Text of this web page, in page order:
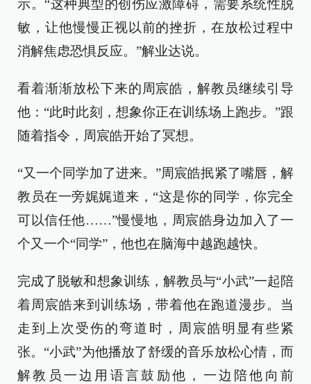
示。“这种典型的创伤应激障碍，需要系统性脱
敏，让他慢慢正视以前的挫折，在放松过程中
消解焦虑恐惧反应。”解业达说。
看着渐渐放松下来的周宸皓，解教员继续引导
他：“此时此刻，想象你正在训练场上跑步。”跟
随着指令，周宸皓开始了冥想。
“又一个同学加了进来。”周宸皓抿紧了嘴唇，解
教员在一旁娓娓道来，“这是你的同学，你完全
可以信任他……”慢慢地，周宸皓身边加入了一
个又一个“同学”，他也在脑海中越跑越快。
完成了脱敏和想象训练，解教员与“小武”一起陪
着周宸皓来到训练场，带着他在跑道漫步。当
走到上次受伤的弯道时，周宸皓明显有些紧
张。“小武”为他播放了舒缓的音乐放松心情，而
解教员一边用语言鼓励他，一边陪他向前